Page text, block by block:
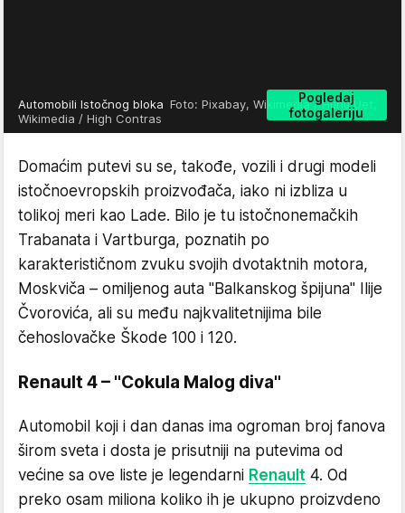
Pogledaj
fotogaleriju
Automobili Istočnog bloka Foto: Pixabay, Wikimedia / Huhu Uet,
Wikimedia / High Contras
Domaćim putevi su se, takođe, vozili i drugi modeli
istočnoevropskih proizvođača, iako ni izbliza u
tolikoj meri kao Lade. Bilo je tu istočnonemačkih
Trabanata i Vartburga, poznatih po
karakterističnom zvuku svojih dvotaktnih motora,
Moskviča – omiljenog auta "Balkanskog špijuna" Ilije
Čvorovića, ali su među najkvalitetnijima bile
čehoslovačke Škode 100 i 120.
Renault 4 – "Cokula Malog diva"
Automobil koji i dan danas ima ogroman broj fanova
širom sveta i dosta je prisutniji na putevima od
većine sa ove liste je legendarni Renault 4. Od
preko osam miliona koliko ih je ukupno proizvdeno